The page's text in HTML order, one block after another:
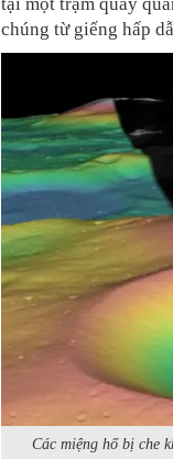
tại một trạm quay
chúng từ giếng hấp
Các miệng hố bị che